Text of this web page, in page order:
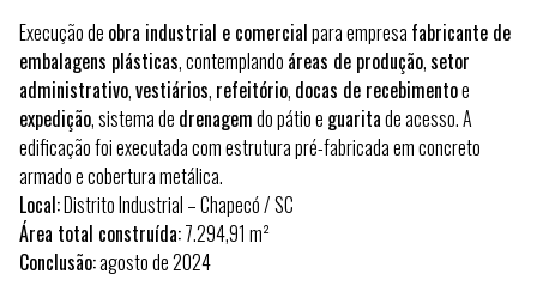
Execução de obra industrial e comercialpara empresa fabricante de
embalagens plásticas, contemplando áreas de produção,setor
administrativo,vestiários, refeitório, docas de recebimentoe
expedição, sistema de drenagemdo pátio e guaritade acesso. A
edificação foi executada com estrutura pré-fabricada em concreto
armado e cobertura metálica.
Local:Distrito Industrial – Chapecó / SC
Área total construída:7.294,91 m²
Conclusão:agosto de 2024